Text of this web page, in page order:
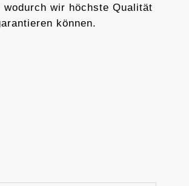
wir höchste Qualität
können.